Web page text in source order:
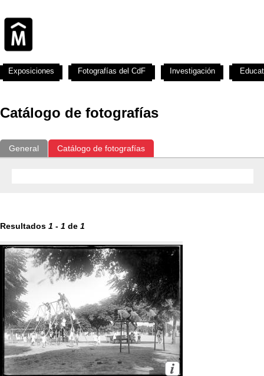
Catálogo de fotografías
General Catálogo de fotografías
Resultados 1 - 1 de 1
Exposiciones Fotografías del CdF Investigación